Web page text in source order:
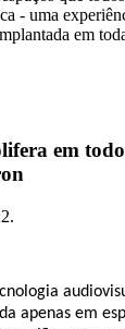
- uma
em
em
.
apenas em